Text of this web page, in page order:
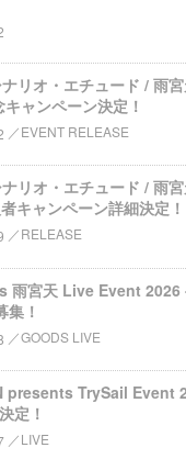
リオ・エチュード / 雨
ャンペーン決定！
EVENT RELEASE
リオ・エチュード / 雨
キャンペーン詳細決定！
RELEASE
雨宮天 Live Event
集！
GOODS LIVE
presents TrySail Event
定！
LIVE